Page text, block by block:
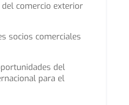
del comercio exterior
socios comerciales
del
para el